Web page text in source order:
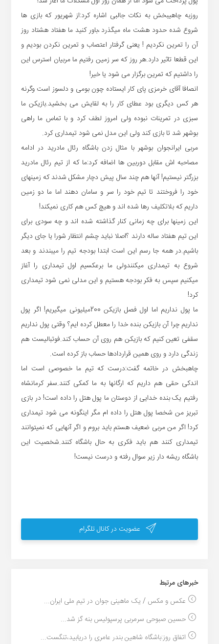
روزبه چاهیبخش به نکات جالبی اشاره کرد:از شهریور که بازی ها
شروع شده حدود هشت ماه میگذرد ،باور کنید ما هفتاد هشتاد روز
آن را تمرین نکردیم ! یعنی گرفتار اعتصاب و تمرین نکردن بودیم و
این قطعا تاثیر دارد.هر روز که سر زمین رفتیم ما مربیان استرس این
را داشتیم که تمرین برگزار می شود یا خیر!
انصافا آقای خرمزی پای کار ایستاده چون بومی و دلسوز است وگرنه
هر کس دیگری بود عطای کار را به لقایش می بخشید.بازیکن ما
سبزی در تمرینات نبوده ولی امروز لطف کرد و با تماس ما راهی
بوشهر شد تا بازی کند ولی این مدل نمی شود تیمداری کرد.
مربی ایرانجوان بوشهر با مثال زدن باشگاه رئال مادرید در ادامه
مصاحبه اش مقابل دوربین ها اضافه کرد:ما که از تیم رئال مادرید
بزرگتر نیستیم! آنها هم چند سال پیش دچار مشکل شدند که زمینهای
خود را فروختند تا تیم خود را سر و سامان دهند اما ما دو زمین
داریم که بلاتکلیف رها شده اند و هیچ کس هم کاری نمیکند!
این زمینها برای چه زمانی کنار گذاشته شده اند و چه سودی برای
این تیم هفتاد ساله دارند ؟اصلا نباید چشم انتظار شورا یا جای دیگر
باشیم.در همه جا رسم این است ابتدا بودجه تیم را میبندند و بعد
شروع به تیمداری میکنندولی ما برعکسیم اول تیمداری را آغاز
میکنیم سپس به فکر بودجه هستیم و این مدلی نمی شود تیمداری
کرد!
ما پول نداریم اما اول فصل بازیکن 200میلیونی میگیریم! اگر پول
نداریم چرا آن بازیکن بنده خدا را معطل کرده ایم؟ وقتی پول نداریم
سقفی تعین کنیم که بازیکن هم روی آن حساب کند.فوتبالیست هم
زندگی دارد و روی همین قراردادها حساب باز کرده است.
چاهبخش در خاتمه گفت:درست که تیم ما خصوصی است اما
اندکی حقی هم داریم که ارگانها به ما کمکی کنند.سفر کرمانشاه
رفتیم یک بنده خدایی از دوستان ما پول هتل را داده است! در بازی
تبریز من شخصا پول هتل را داده ام مگر اینگونه می شود تیمداری
کرد! اگر من مربی ضعیف هستم باید بروم و اگر آنهایی که نمیتوانند
تیمداری کنند هم باید فکری به حال باشگاه کنند.شخصیت این
باشگاه ریشه دار زیر سوال رفته و درست نیست!
عضویت در کانال تلگرام
خبر‌های مرتبط
عکس و مکس / یک ماهینی جوان در تیم ملی ایران...
حسین صبوحی سرمربی پرسپولیس بنه گز شد...
اتفاق روز:باشگاه شاهین بندر عامری را دریابید،تنگست...